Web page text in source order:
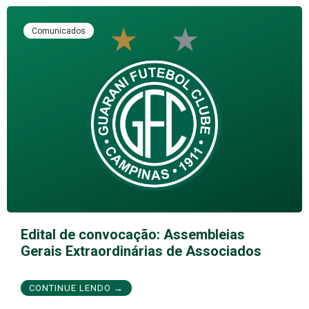
Comunicados
Edital de convocação: Assembleias
Gerais Extraordinárias de Associados
CONTINUE LENDO →